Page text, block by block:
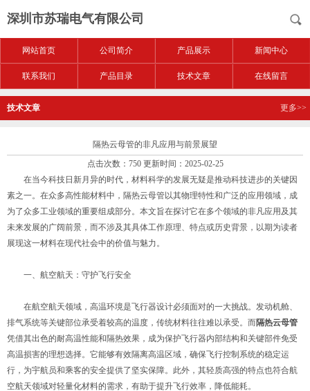
深圳市苏瑞电气有限公司
网站首页 公司简介 产品展示 新闻中心
联系我们 产品目录 技术文章 在线留言
技术文章 更多>>
隔热云母管的非凡应用与前景展望
点击次数：750 更新时间：2025-02-25
在当今科技日新月异的时代，材料科学的发展无疑是推动科技进步的关键因
素之一。在众多高性能材料中，隔热云母管以其物理特性和广泛的应用领域，成
为了众多工业领域的重要组成部分。本文旨在探讨它在多个领域的非凡应用及其
未来发展的广阔前景，而不涉及其具体工作原理、特点或历史背景，以期为读者
展现这一材料在现代社会中的价值与魅力。
一、航空航天：守护飞行安全
在航空航天领域，高温环境是飞行器设计必须面对的一大挑战。发动机舱、
排气系统等关键部位承受着较高的温度，传统材料往往难以承受。而隔热云母管
凭借其出色的耐高温性能和隔热效果，成为保护飞行器内部结构和关键部件免受
高温损害的理想选择。它能够有效隔离高温区域，确保飞行控制系统的稳定运
行，为宇航员和乘客的安全提供了坚实保障。此外，其轻质高强的特点也符合航
空航天领域对轻量化材料的需求，有助于提升飞行效率，降低能耗。